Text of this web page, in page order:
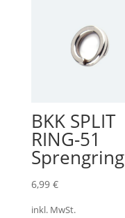
BKK SPLIT
RING-51
Sprengring
6,99 €
inkl. MwSt.